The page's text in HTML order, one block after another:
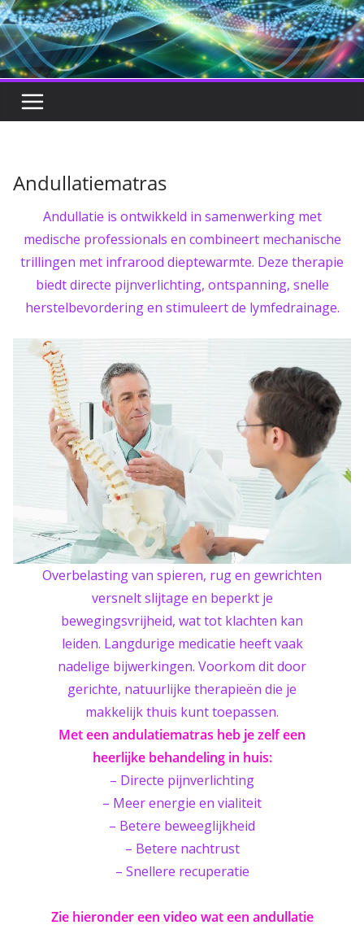
Andullatiematras
Andullatie is ontwikkeld in samenwerking met
medische professionals en combineert mechanische
trillingen met infrarood dieptewarmte. Deze therapie
biedt directe pijnverlichting, ontspanning, snelle
herstelbevordering en stimuleert de lymfedrainage.
Overbelasting van spieren, rug en gewrichten
versnelt slijtage en beperkt je
bewegingsvrijheid, wat tot klachten kan
leiden. Langdurige medicatie heeft vaak
nadelige bijwerkingen. Voorkom dit door
gerichte, natuurlijke therapieën die je
makkelijk thuis kunt toepassen.
Met een andulatiematras heb je zelf een
heerlijke behandeling in huis:
– Directe pijnverlichting
– Meer energie en vialiteit
– Betere beweeglijkheid
– Betere nachtrust
– Snellere recuperatie
Zie hieronder een video wat een andullatie